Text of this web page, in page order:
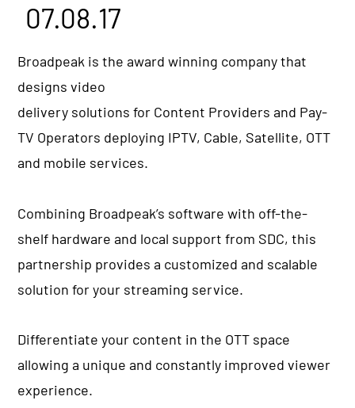
07.08.17
Broadpeak is the award winning company that
designs video
delivery solutions for Content Providers and Pay-
TV Operators deploying IPTV, Cable, Satellite, OTT
and mobile services.
Combining Broadpeak’s software with off-the-
shelf hardware and local support from SDC, this
partnership provides a customized and scalable
solution for your streaming service.
Differentiate your content in the OTT space
allowing a unique and constantly improved viewer
experience.